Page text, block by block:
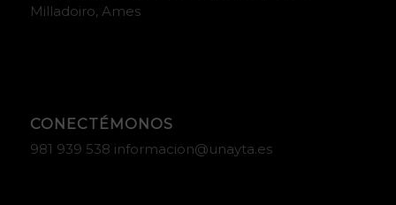
Milladoiro, Ames
CONECTÉMONOS
981 939 538 informacion@unayta.es